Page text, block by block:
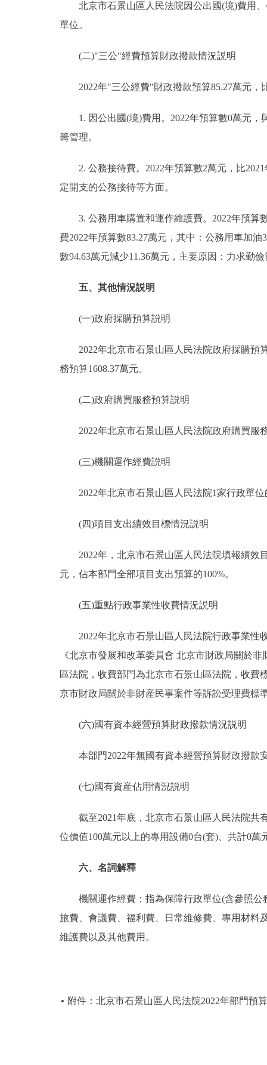
北京市石景山區人民法院因公出國(境)費用、
單位。
(二)"三公"經費預算財政撥款情況説明
2022年"三公經費"財政撥款預算85.27萬元，
1. 因公出國(境)費用。2022年預算數0萬元，
籌管理。
2. 公務接待費。2022年預算數2萬元，比2021
定開支的公務接待等方面。
3. 公務用車購置和運作維護費。2022年預算數
費2022年預算數83.27萬元，其中：公務用車加
數94.63萬元減少11.36萬元，主要原因：力求勤
五、其他情況説明
(一)政府採購預算説明
2022年北京市石景山區人民法院政府採購預算
務預算1608.37萬元。
(二)政府購買服務預算説明
2022年北京市石景山區人民法院政府購買服
(三)機關運作經費説明
2022年北京市石景山區人民法院1家行政單位
(四)項目支出績效目標情況説明
2022年，北京市石景山區人民法院填報績效目
元，佔本部門全部項目支出預算的100%。
(五)重點行政事業性收費情況説明
2022年北京市石景山區人民法院行政事業性
《北京市發展和改革委員會 北京市財政局關於
區法院，收費部門為北京市石景山區法院，收費
京市財政局關於非財産民事案件等訴訟受理費標
(六)國有資本經營預算財政撥款情況説明
本部門2022年無國有資本經營預算財政撥款
(七)國有資産佔用情況説明
截至2021年底，北京市石景山區人民法院共有
位價值100萬元以上的專用設備0台(套)、共計0萬
六、名詞解釋
機關運作經費：指為保障行政單位(含參照公
旅費、會議費、福利費、日常維修費、專用材料
維護費以及其他費用。
附件：北京市石景山區人民法院2022年部門預